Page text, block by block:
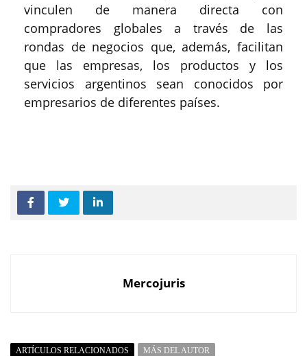
vinculen de manera directa con
compradores globales a través de las
rondas de negocios que, además, facilitan
que las empresas, los productos y los
servicios argentinos sean conocidos por
empresarios de diferentes países.
Mercojuris
ARTÍCULOS RELACIONADOS
MÁS DEL AUTOR